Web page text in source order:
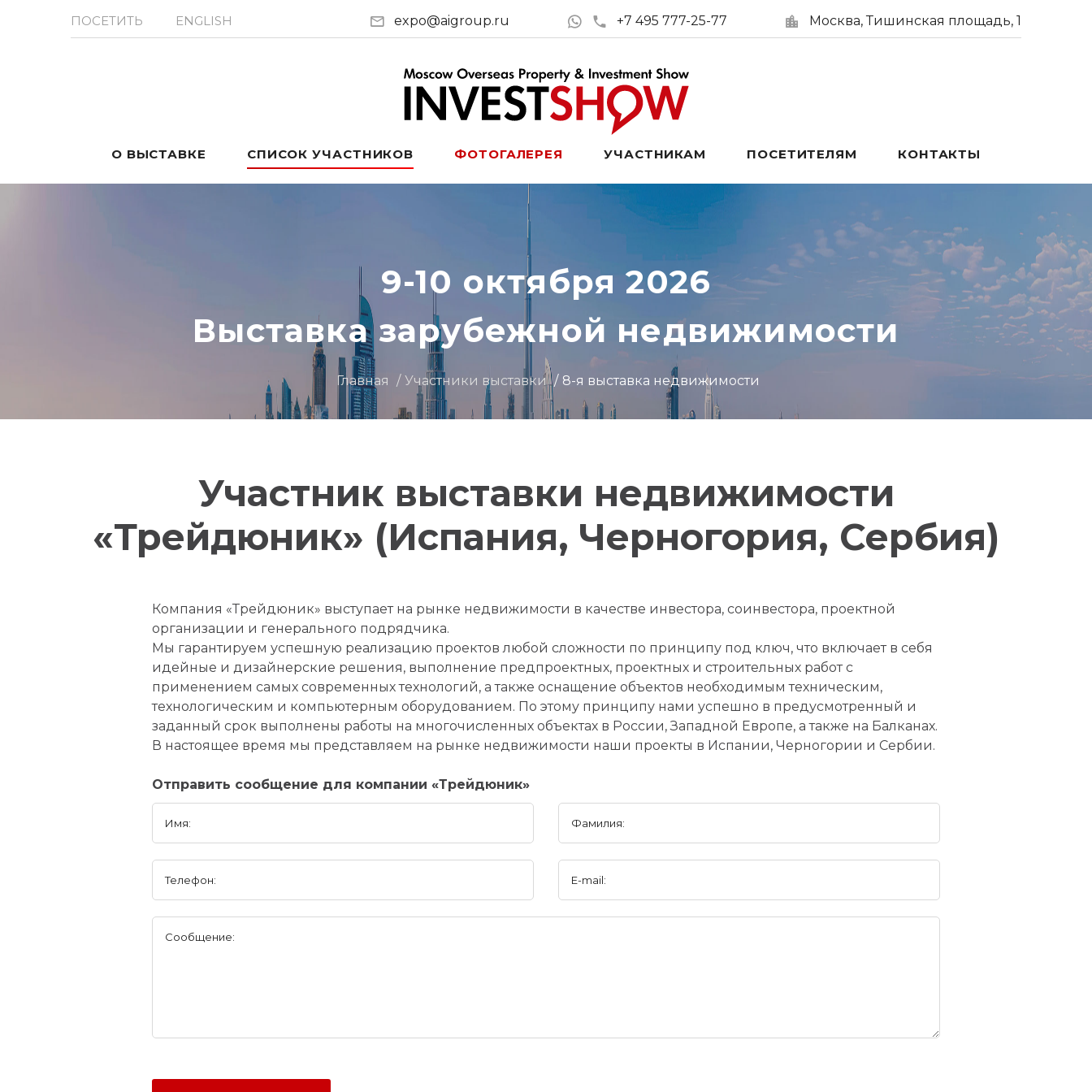
ПОСЕТИТЬ ENGLISH expo@aigroup.ru +7 495 777-25-77 Москва, Тишинская площадь, 1
О ВЫСТАВКЕ СПИСОК УЧАСТНИКОВ ФОТОГАЛЕРЕЯ УЧАСТНИКАМ ПОСЕТИТЕЛЯМ КОНТАКТЫ
9-10 октября 2026
Выставка зарубежной недвижимости
Главная Участники выставки 8-я выставка недвижимости
Участник выставки недвижимости
«Трейдюник» (Испания, Черногория, Сербия)
Компания «Трейдюник» выступает на рынке недвижимости в качестве инвестора, соинвестора, проектной
организации и генерального подрядчика.
Мы гарантируем успешную реализацию проектов любой сложности по принципу под ключ, что включает в себя
идейные и дизайнерские решения, выполнение предпроектных, проектных и строительных работ с
применением самых современных технологий, а также оснащение объектов необходимым техническим,
технологическим и компьютерным оборудованием. По этому принципу нами успешно в предусмотренный и
заданный срок выполнены работы на многочисленных объектах в России, Западной Европе, а также на Балканах.
В настоящее время мы представляем на рынке недвижимости наши проекты в Испании, Черногории и Сербии.
Отправить сообщение для компании «Трейдюник»
Имя: Фамилия:
Телефон: E-mail:
Сообщение: